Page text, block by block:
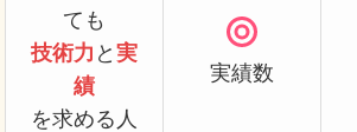
ても
技術力 と 実
績
を求める人
実績数